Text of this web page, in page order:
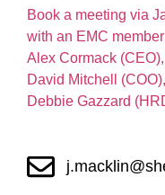
Book a meeting via
with an EMC
Alex Cormack (CEO),
David Mitchell (COO),
Debbie Gazzard